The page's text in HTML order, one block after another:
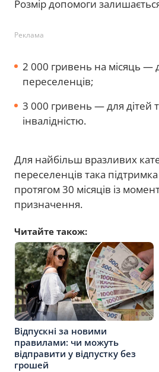
Розмір допомоги
Реклама
2 000 гривень на місяць —
переселенців;
3 000 гривень — для дітей
інвалідністю.
Для найбільш вразливих
переселенців така
протягом 30 місяців із
призначення.
Читайте також:
Відпускні за новими
правилами: чи можуть
відправити у відпустку без
грошей